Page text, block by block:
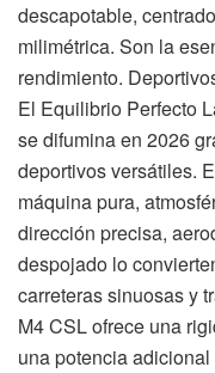
descapotable,
milimétrica. Son la
rendimiento.
El Equilibrio Perfecto
se difumina en 2026
deportivos versátiles.
máquina pura,
dirección precisa,
despojado lo
carreteras sinuosas y
M4 CSL ofrece una
una potencia